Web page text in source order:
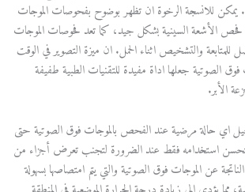
للانسجة الرخوة ان تظهر بوضوح بفحوصات الموجات
فحص الأشعة السينية بشكل جيد، كما تعد فحوصات الموجات
للمتابعة والتشخيص اثناء الحمل. ان ميزة التصوير في الوقت
فوق الصوتية جعلها اداة مفيدة للتقنيات الطبية طفيفة
الأبر.
اي حالة مرضية عند الفحص بالموجات فوق الصوتية حتى
استخدامه فقط عند الضرورة لتجنب تعرض أجزاء من
عن الموجات فوق الصوتية والتي يتم امتصاصها بسهولة